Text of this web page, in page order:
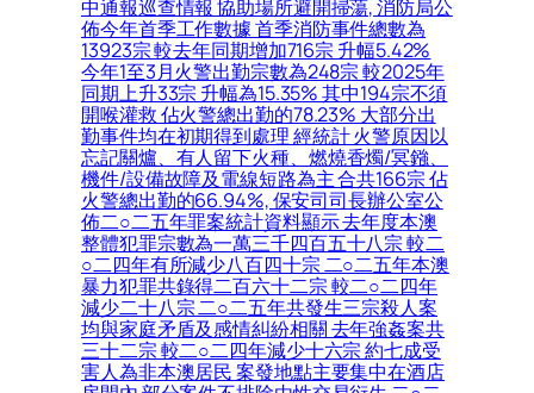
中通報巡查情報 協助場所避開掃蕩, 消防局公
佈今年首季工作數據 首季消防事件總數為
13923宗 較去年同期增加716宗 升幅5.42%
今年1至3月火警出勤宗數為248宗 較2025年
同期上升33宗 升幅為15.35% 其中194宗不須
開喉灌救 佔火警總出勤的78.23% 大部分出
勤事件均在初期得到處理 經統計 火警原因以
忘記關爐、有人留下火種、燃燒香燭/冥鏹、
機件/設備故障及電線短路為主 合共166宗 佔
火警總出勤的66.94%, 保安司司長辦公室公
佈二○二五年罪案統計資料顯示 去年度本澳
整體犯罪宗數為一萬三千四百五十八宗 較二
○二四年有所減少八百四十宗 二○二五年本澳
暴力犯罪共錄得二百六十二宗 較二○二四年
減少二十八宗 二○二五年共發生三宗殺人案
均與家庭矛盾及感情糾紛相關 去年強姦案共
三十二宗 較二○二四年減少十六宗 約七成受
害人為非本澳居民 案發地點主要集中在酒店